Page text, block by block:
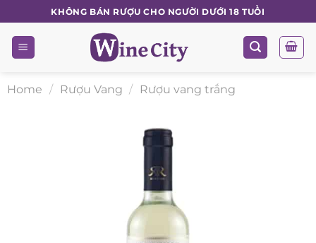
to
content
KHÔNG BÁN RƯỢU CHO NGƯỜI DƯỚI 18 TUỔI
Home / Rượu Vang / Rượu vang trắng